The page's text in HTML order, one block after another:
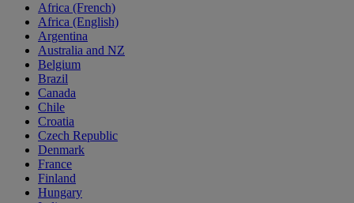
Africa (French)
Africa (English)
Argentina
Australia and NZ
Belgium
Brazil
Canada
Chile
Croatia
Czech Republic
Denmark
France
Finland
Hungary